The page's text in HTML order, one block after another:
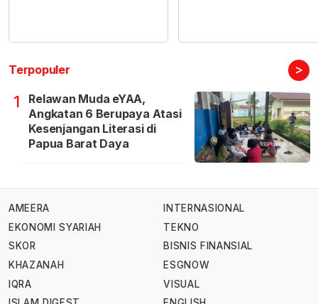
Terpopuler >
1
Relawan Muda eYAA,
Angkatan 6 Berupaya Atasi
Kesenjangan Literasi di
Papua Barat Daya
AMEERA
EKONOMI SYARIAH
SKOR
KHAZANAH
IQRA
INTERNASIONAL
TEKNO
BISNIS FINANSIAL
ESGNOW
VISUAL